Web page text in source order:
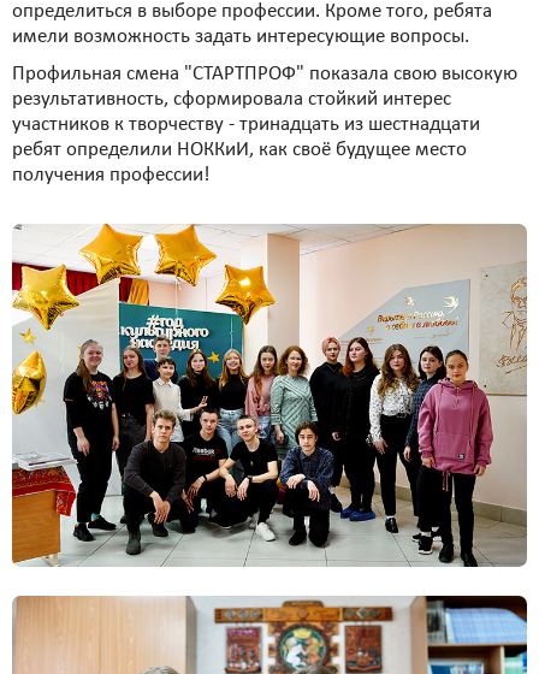
определиться в выборе профессии. Кроме того, ребята
имели возможность задать интересующие вопросы.
Профильная смена "СТАРТПРОФ" показала свою высокую
результативность, сформировала стойкий интерес
участников к творчеству - тринадцать из шестнадцати
ребят определили НОККиИ, как своё будущее место
получения профессии!